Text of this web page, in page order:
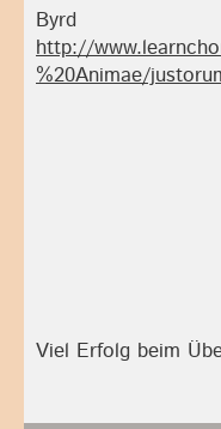
Byrd
http://
%20Animae/
Viel Erfolg beim